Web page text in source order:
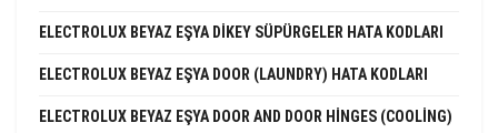
ELECTROLUX BEYAZ EŞYA DIKEY SÜPÜRGELER HATA KODLARI
ELECTROLUX BEYAZ EŞYA DOOR (LAUNDRY) HATA KODLARI
ELECTROLUX BEYAZ EŞYA DOOR AND DOOR HINGES (COOLING)